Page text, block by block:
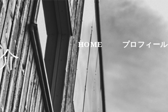
HOME プロフィール